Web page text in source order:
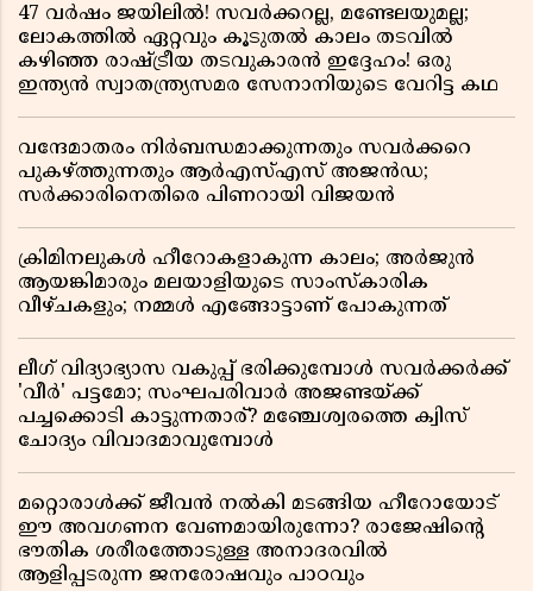
47 വർഷം ജയിലിൽ! സവർക്കറല്ല, മണ്ടേലയുമല്ല;
ലോകത്തിൽ ഏറ്റവും കൂടുതൽ കാലം തടവിൽ
കഴിഞ്ഞ രാഷ്ട്രീയ തടവുകാരൻ ഇദ്ദേഹം! ഒരു
ഇന്ത്യൻ സ്വാതന്ത്ര്യസമര സേനാനിയുടെ വേറിട്ട കഥ
വന്ദേമാതരം നിർബന്ധമാക്കുന്നതും സവർക്കറെ
പുകഴ്ത്തുന്നതും ആർഎസ്എസ് അജൻഡ;
സർക്കാരിനെതിരെ പിണറായി വിജയൻ
ക്രിമിനലുകൾ ഹീറോകളാകുന്ന കാലം; അർജുൻ
ആയങ്കിമാരും മലയാളിയുടെ സാംസ്കാരിക
വീഴ്ചകളും; നമ്മൾ എങ്ങോട്ടാണ് പോകുന്നത്
ലീഗ് വിദ്യാഭ്യാസ വകുപ്പ് ഭരിക്കുമ്പോൾ സവർക്കർക്ക്
'വീർ' പട്ടമോ; സംഘപരിവാർ അജണ്ടയ്ക്ക്
പച്ചക്കൊടി കാട്ടുന്നതാര്? മഞ്ചേശ്വരത്തെ ക്വിസ്
ചോദ്യം വിവാദമാവുമ്പോൾ
മറ്റൊരാൾക്ക് ജീവൻ നൽകി മടങ്ങിയ ഹീറോയോട്
ഈ അവഗണന വേണമായിരുന്നോ? രാജേഷിൻ്റെ
ഭൗതിക ശരീരത്തോടുള്ള അനാദരവിൽ
ആളിപ്പടരുന്ന ജനരോഷവും പാഠവും